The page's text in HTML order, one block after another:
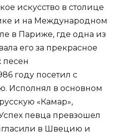
искусство в столице
и на Международном
в Париже, где одна из
его за прекрасное
году посетил с
Исполнял в основном
«Камар»,
певца превзошел
в Швецию и